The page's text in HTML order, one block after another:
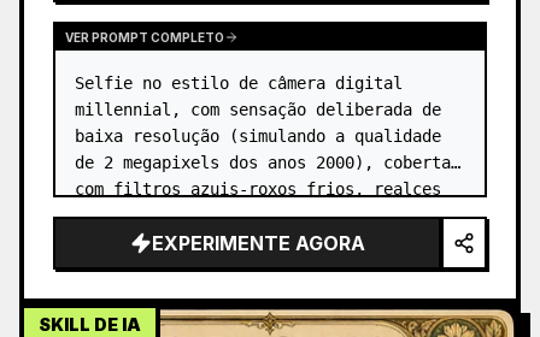
VER PROMPT COMPLETO
Selfie no estilo de câmera digital
millennial, com sensação deliberada de
baixa resolução (simulando a qualidade
de 2 megapixels dos anos 2000), coberta
com filtros azuis-roxos frios, realces
superexpostos e sombras duras causadas
por flash frontal direto, mud…
EXPERIMENTE AGORA
SKILL DE IA